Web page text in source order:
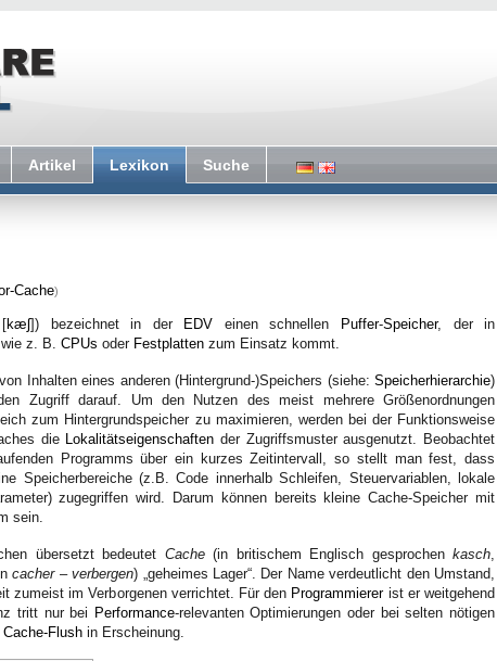
Artikel Lexikon Suche
Cache)
[kæʃ]) bezeichnet in der EDV einen schnellen Puffer-Speicher, der in
z. B. CPUs oder Festplatten zum Einsatz kommt.
Inhalten eines anderen (Hintergrund-)Speichers (siehe: Speicherhierarchie)
Zugriff darauf. Um den Nutzen des meist mehrere Größenordnungen
zum Hintergrundspeicher zu maximieren, werden bei der Funktionsweise
die Lokalitätseigenschaften der Zugriffsmuster ausgenutzt. Beobachtet
Programms über ein kurzes Zeitintervall, so stellt man fest, dass
Speicherbereiche (z.B. Code innerhalb Schleifen, Steuervariablen, lokale
zugegriffen wird. Darum können bereits kleine Cache-Speicher mit
sein.
übersetzt bedeutet Cache(in britischem Englisch gesprochenkasch
cacher–verbergen) „geheimes Lager“. Der Name verdeutlicht den Umstand,
zumeist im Verborgenen verrichtet. Für den Programmiererist er weitgehend
tritt nur bei Performance-relevanten Optimierungen oder bei selten nötigen
Cache-Flush in Erscheinung.